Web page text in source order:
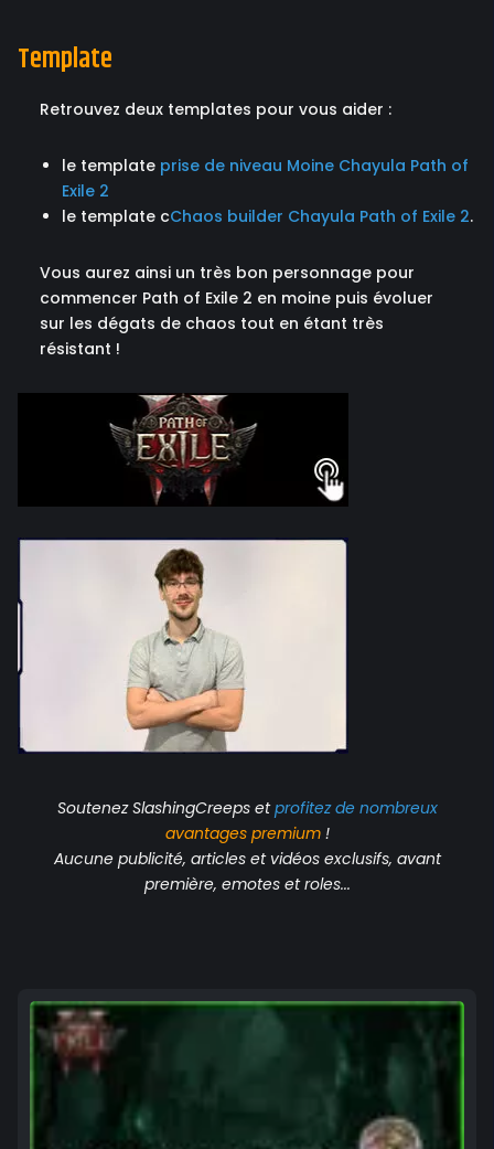
Template
Retrouvez deux templates pour vous aider :
le template prise de niveau Moine Chayula Path of
Exile 2
le template cChaos builder Chayula Path of Exile 2.
Vous aurez ainsi un très bon personnage pour
commencer Path of Exile 2 en moine puis évoluer
sur les dégats de chaos tout en étant très
résistant !
Soutenez SlashingCreeps etprofitez de nombreux
avantagespremium!
Aucune publicité, articles et vidéos exclusifs, avant
première, emotes et roles...